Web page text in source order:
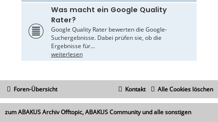
Was macht ein Google Quality
Rater?
Google Quality Rater bewerten die Google-
Suchergebnisse. Dabei prüfen sie, ob die
Ergebnisse für...
weiterlesen
Foren-Übersicht Alle Cookies löschen
Kontakt
zum ABAKUS Archiv Offtopic, ABAKUS Community und alle sonstigen